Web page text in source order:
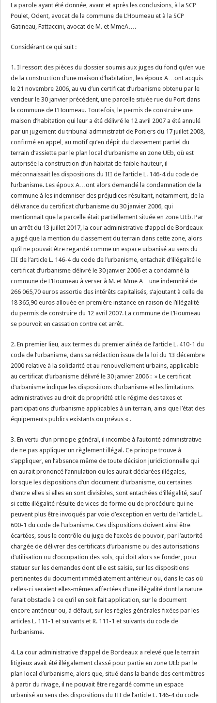
La parole ayant été donnée, avant et après les conclusions, à la SCP
Poulet, Odent, avocat de la commune de L’Houmeau et à la SCP
Gatineau, Fattaccini, avocat de M. et MmeA….
Considérant ce qui suit :
1. Il ressort des pièces du dossier soumis aux juges du fond qu’en vue
de la construction d’une maison d’habitation, les époux A…ont acquis
le 21 novembre 2006, au vu d’un certificat d’urbanisme obtenu par le
vendeur le 30 janvier précédent, une parcelle située rue du Port dans
la commune de L’Houmeau. Toutefois, le permis de construire une
maison d’habitation qui leur a été délivré le 12 avril 2007 a été annulé
par un jugement du tribunal administratif de Poitiers du 17 juillet 2008,
confirmé en appel, au motif qu’en dépit du classement partiel du
terrain d’assiette par le plan local d’urbanisme en zone UEb, où est
autorisée la construction d’un habitat de faible hauteur, il
méconnaissait les dispositions du III de l’article L. 146-4 du code de
l’urbanisme. Les époux A…ont alors demandé la condamnation de la
commune à les indemniser des préjudices résultant, notamment, de la
délivrance du certificat d’urbanisme du 30 janvier 2006, qui
mentionnait que la parcelle était partiellement située en zone UEb. Par
un arrêt du 13 juillet 2017, la cour administrative d’appel de Bordeaux
a jugé que la mention du classement du terrain dans cette zone, alors
qu’il ne pouvait être regardé comme un espace urbanisé au sens du
III de l’article L. 146-4 du code de l’urbanisme, entachait d’illégalité le
certificat d’urbanisme délivré le 30 janvier 2006 et a condamné la
commune de L’Houmeau à verser à M. et Mme A…une indemnité de
266 065,70 euros assortie des intérêts capitalisés, s’ajoutant à celle de
18 365,90 euros allouée en première instance en raison de l’illégalité
du permis de construire du 12 avril 2007. La commune de L’Houmeau
se pourvoit en cassation contre cet arrêt.
2. En premier lieu, aux termes du premier alinéa de l’article L. 410-1 du
code de l’urbanisme, dans sa rédaction issue de la loi du 13 décembre
2000 relative à la solidarité et au renouvellement urbains, applicable
au certificat d’urbanisme délivré le 30 janvier 2006 : » Le certificat
d’urbanisme indique les dispositions d’urbanisme et les limitations
administratives au droit de propriété et le régime des taxes et
participations d’urbanisme applicables à un terrain, ainsi que l’état des
équipements publics existants ou prévus « .
3. En vertu d’un principe général, il incombe à l’autorité administrative
de ne pas appliquer un règlement illégal. Ce principe trouve à
s’appliquer, en l’absence même de toute décision juridictionnelle qui
en aurait prononcé l’annulation ou les aurait déclarées illégales,
lorsque les dispositions d’un document d’urbanisme, ou certaines
d’entre elles si elles en sont divisibles, sont entachées d’illégalité, sauf
si cette illégalité résulte de vices de forme ou de procédure qui ne
peuvent plus être invoqués par voie d’exception en vertu de l’article L.
600-1 du code de l’urbanisme. Ces dispositions doivent ainsi être
écartées, sous le contrôle du juge de l’excès de pouvoir, par l’autorité
chargée de délivrer des certificats d’urbanisme ou des autorisations
d’utilisation ou d’occupation des sols, qui doit alors se fonder, pour
statuer sur les demandes dont elle est saisie, sur les dispositions
pertinentes du document immédiatement antérieur ou, dans le cas où
celles-ci seraient elles-mêmes affectées d’une illégalité dont la nature
ferait obstacle à ce qu’il en soit fait application, sur le document
encore antérieur ou, à défaut, sur les règles générales fixées par les
articles L. 111-1 et suivants et R. 111-1 et suivants du code de
l’urbanisme.
4. La cour administrative d’appel de Bordeaux a relevé que le terrain
litigieux avait été illégalement classé pour partie en zone UEb par le
plan local d’urbanisme, alors que, situé dans la bande des cent mètres
à partir du rivage, il ne pouvait être regardé comme un espace
urbanisé au sens des dispositions du III de l’article L. 146-4 du code